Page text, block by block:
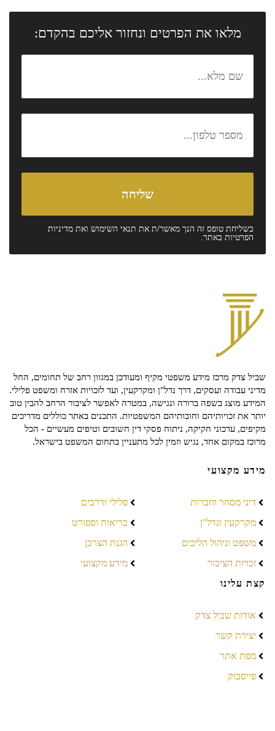
מלאו את הפרטים ונחזור אליכם בהקדם:
בשליחת טופס זה הנך מאשר/ת את תנאי השימוש ואת מדיניות
הפרטיות באתר.
שביל צדק מרכז מידע משפטי מקיף ומעודכן במגוון רחב של תחומים, החל
מדיני עבודה ועסקים, דרך נדל"ן ומקרקעין, ועד לזכויות אזרח ומשפט פלילי.
המידע מוצג בשפה ברורה ונגישה, במטרה לאפשר לציבור הרחב להבין טוב
יותר את זכויותיהם וחובותיהם המשפטיות. התכנים באתר כוללים מדריכים
מקיפים, עדכוני חקיקה, ניתוח פסקי דין חשובים וטיפים מעשיים - הכל
מרוכז במקום אחד, נגיש וזמין לכל מתעניין בתחום המשפט בישראל.
מידע מקצועי
דיני מסחר וחברות
מקרקעין ונדל"ן
משפט וניהול הליכים
זכויות הציבור
פלילי ודרכים
בריאות וספורט
הגנת הצרכן
מידע מקצועי
קצת עלינו
אודות שביל צדק
יצירת קשר
מפת אתר
פייסבוק